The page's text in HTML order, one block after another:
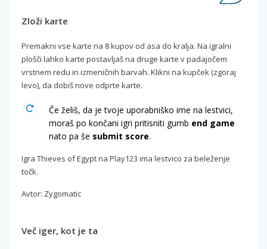
Zloži karte
Premakni vse karte na 8 kupov od asa do kralja. Na igralni
plošči lahko karte postavljaš na druge karte v padajočem
vrstnem redu in izmeničnih barvah. Klikni na kupček (zgoraj
levo), da dobiš nove odprte karte.
Če želiš, da je tvoje uporabniško ime na lestvici,
moraš po končani igri pritisniti gumb end game
nato pa še submit score.
Igra Thieves of Egypt na Play123 ima lestvico za beleženje
točk.
Avtor: Zygomatic
Več iger, kot je ta